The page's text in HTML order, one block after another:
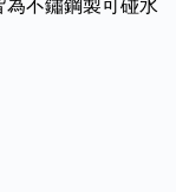
為不鏽鋼製可碰水